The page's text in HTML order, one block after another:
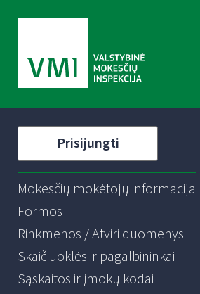
Prisijungti
Mokesčių mokėtojų informacija
Formos
Rinkmenos / Atviri duomenys
Skaičiuoklės ir pagalbininkai
Sąskaitos ir įmokų kodai